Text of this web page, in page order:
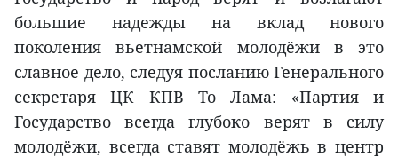
большие надежды на вклад нового
поколения вьетнамской молодёжи в это
славное дело, следуя посланию Генерального
секретаря ЦК КПВ То Лама: «Партия и
Государство всегда глубоко верят в силу
молодёжи, всегда ставят молодёжь в центр